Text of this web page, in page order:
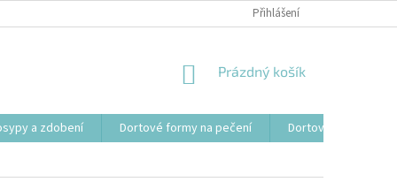
Přihlášení
NÁKUPNÍ
Prázdný košík
a zdobení Dortové formy na pečení Dortové svíčky,